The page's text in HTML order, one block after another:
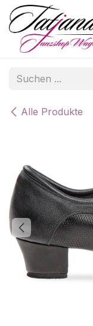
Zum Inhalt springen
Alle Produkte